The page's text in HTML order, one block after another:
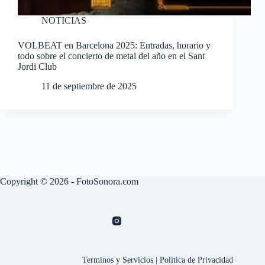
NOTICIAS
VOLBEAT en Barcelona 2025: Entradas, horario y
todo sobre el concierto de metal del año en el Sant
Jordi Club
11 de septiembre de 2025
Copyright © 2026 - FotoSonora.com
Terminos y Servicios |Política de Privacidad